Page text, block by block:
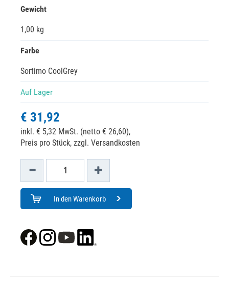
Gewicht
1,00 kg
Farbe
Sortimo CoolGrey
Auf Lager
€ 31,92
inkl. € 5,32 MwSt. (netto € 26,60),
Preis pro Stück, zzgl. Versandkosten
In den Warenkorb